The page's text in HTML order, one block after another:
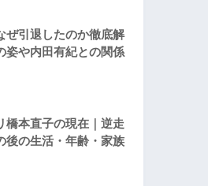
ぜ引退したのか徹底解
姿や内田有紀との関係
橋本直子の現在｜逆走
後の生活・年齢・家族